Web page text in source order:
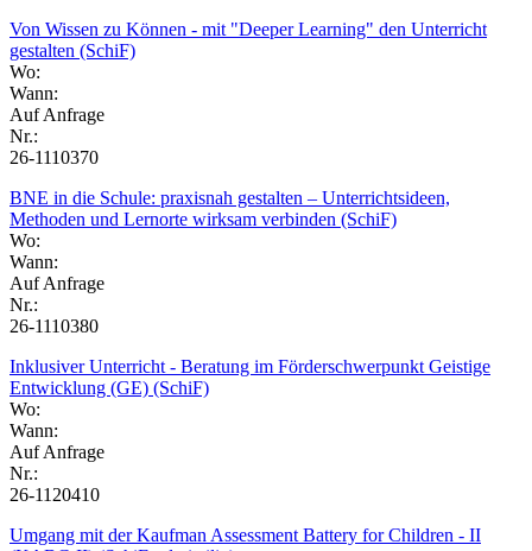
Von Wissen zu Können - mit "Deeper Learning" den Unterricht
gestalten (SchiF)
Wo:
Wann:
Auf Anfrage
Nr.:
26-1110370
BNE in die Schule: praxisnah gestalten – Unterrichtsideen,
Methoden und Lernorte wirksam verbinden (SchiF)
Wo:
Wann:
Auf Anfrage
Nr.:
26-1110380
Inklusiver Unterricht - Beratung im Förderschwerpunkt Geistige
Entwicklung (GE) (SchiF)
Wo:
Wann:
Auf Anfrage
Nr.:
26-1120410
Umgang mit der Kaufman Assessment Battery for Children - II